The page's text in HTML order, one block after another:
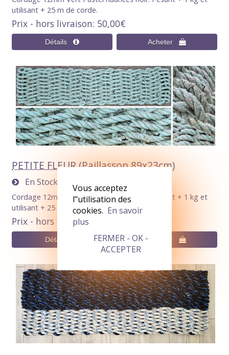
utilisant + 25 m de corde.
Prix - hors livraison 50,00€
PETITE FLEUR (Paillasson 89x23cm)
En Stock
Cordage 12mm Vert Pastel nuances noir. Pesant + 1 kg et
utilisant + 25 m de corde.
Prix - hors livraison
Vous acceptez
l"utilisation des
cookies. En savoir
plus
FERMER - OK -
ACCEPTER